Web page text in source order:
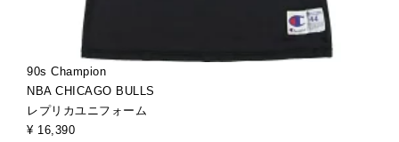
90s Champion
NBA CHICAGO BULLS
レプリカユニフォーム
¥ 16,390